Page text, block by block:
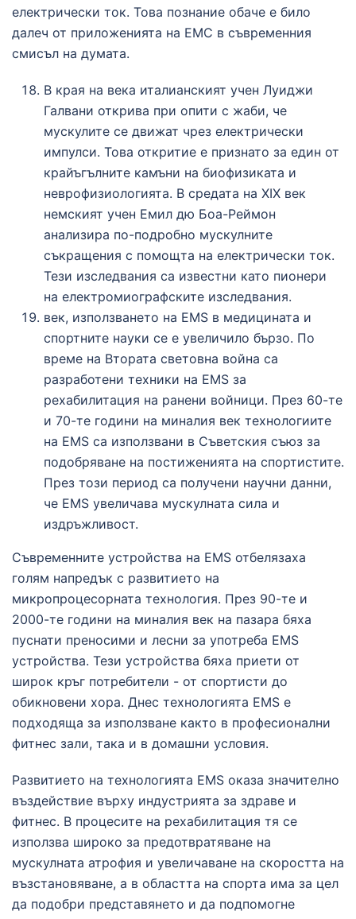
електрически ток. Това познание обаче е било
далеч от приложенията на ЕМС в съвременния
смисъл на думата.
В края на века италианският учен Луиджи
Галвани открива при опити с жаби, че
мускулите се движат чрез електрически
импулси. Това откритие е признато за един от
крайъгълните камъни на биофизиката и
неврофизиологията. В средата на XIX век
немският учен Емил дю Боа-Реймон
анализира по-подробно мускулните
съкращения с помощта на електрически ток.
Тези изследвания са известни като пионери
на електромиографските изследвания.
век, използването на EMS в медицината и
спортните науки се е увеличило бързо. По
време на Втората световна война са
разработени техники на EMS за
рехабилитация на ранени войници. През 60-те
и 70-те години на миналия век технологиите
на EMS са използвани в Съветския съюз за
подобряване на постиженията на спортистите.
През този период са получени научни данни,
че EMS увеличава мускулната сила и
издръжливост.
Съвременните устройства на EMS отбелязаха
голям напредък с развитието на
микропроцесорната технология. През 90-те и
2000-те години на миналия век на пазара бяха
пуснати преносими и лесни за употреба EMS
устройства. Тези устройства бяха приети от
широк кръг потребители - от спортисти до
обикновени хора. Днес технологията EMS е
подходяща за използване както в професионални
фитнес зали, така и в домашни условия.
Развитието на технологията EMS оказа значително
въздействие върху индустрията за здраве и
фитнес. В процесите на рехабилитация тя се
използва широко за предотвратяване на
мускулната атрофия и увеличаване на скоростта на
възстановяване, а в областта на спорта има за цел
да подобри представянето и да подпомогне